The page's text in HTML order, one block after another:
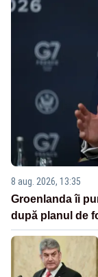
8 aug. 2026, 13:35
Groenlanda îi
după planul de